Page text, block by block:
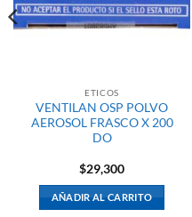
ETICOS
VENTILAN OSP POLVO
AEROSOL FRASCO X 200
DO
$29,300
AÑADIR AL CARRITO